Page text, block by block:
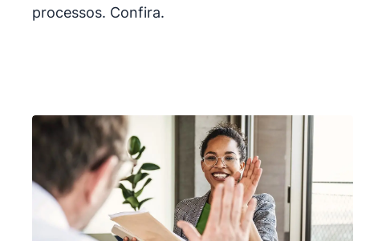
processos. Confira.